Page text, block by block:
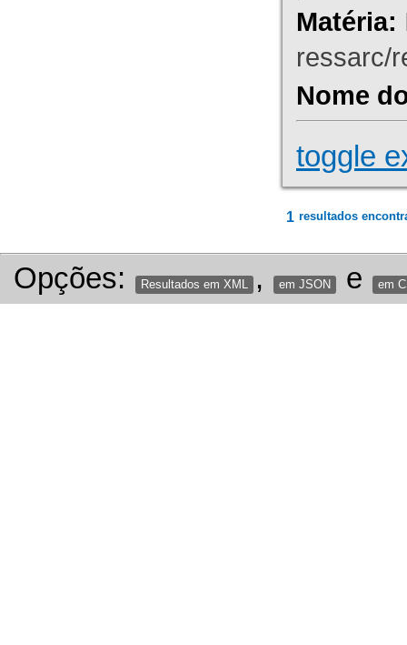
Matéria:
ressarc/
Nome
toggle
1 resultados
Opções: Resultados em XML , em JSON e em